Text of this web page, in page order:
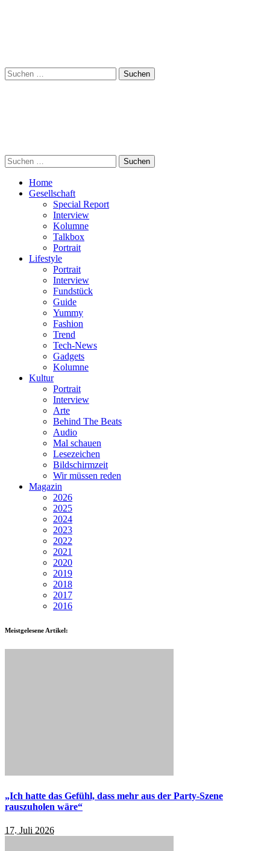
Suchen
nach:
Suchen
nach:
Home
Gesellschaft
Special Report
Interview
Kolumne
Talkbox
Portrait
Lifestyle
Portrait
Interview
Fundstück
Guide
Yummy
Fashion
Trend
Tech-News
Gadgets
Kolumne
Kultur
Portrait
Interview
Arte
Behind The Beats
Audio
Mal schauen
Lesezeichen
Bildschirmzeit
Wir müssen reden
Magazin
2026
2025
2024
2023
2022
2021
2020
2019
2018
2017
2016
Meistgelesene Artikel:
„Ich hatte das Gefühl, dass mehr aus der Party-Szene
rauszuholen wäre“
17. Juli 2026